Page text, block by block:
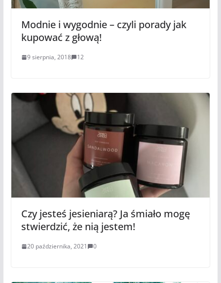
Modnie i wygodnie – czyli porady jak
kupować z głową!
9 sierpnia, 2018 12
Czy jesteś jesieniarą? Ja śmiało mogę
stwierdzić, że nią jestem!
20 października, 2021 0